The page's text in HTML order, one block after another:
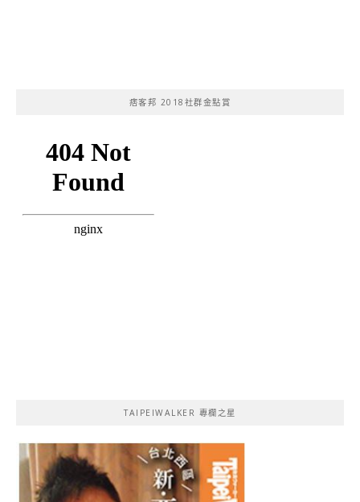
痞客邦 2018社群金點賞
TAIPEIWALKER 專欄之星